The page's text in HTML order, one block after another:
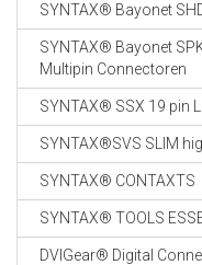
SYNTAX® Bayonet
SYNTAX® Bayonet
Multipin Connectoren
SYNTAX® SSX 19 pin
SYNTAX®SVS SLIM
SYNTAX® CONTAXTS
SYNTAX® TOOLS
DVIGear® Digital